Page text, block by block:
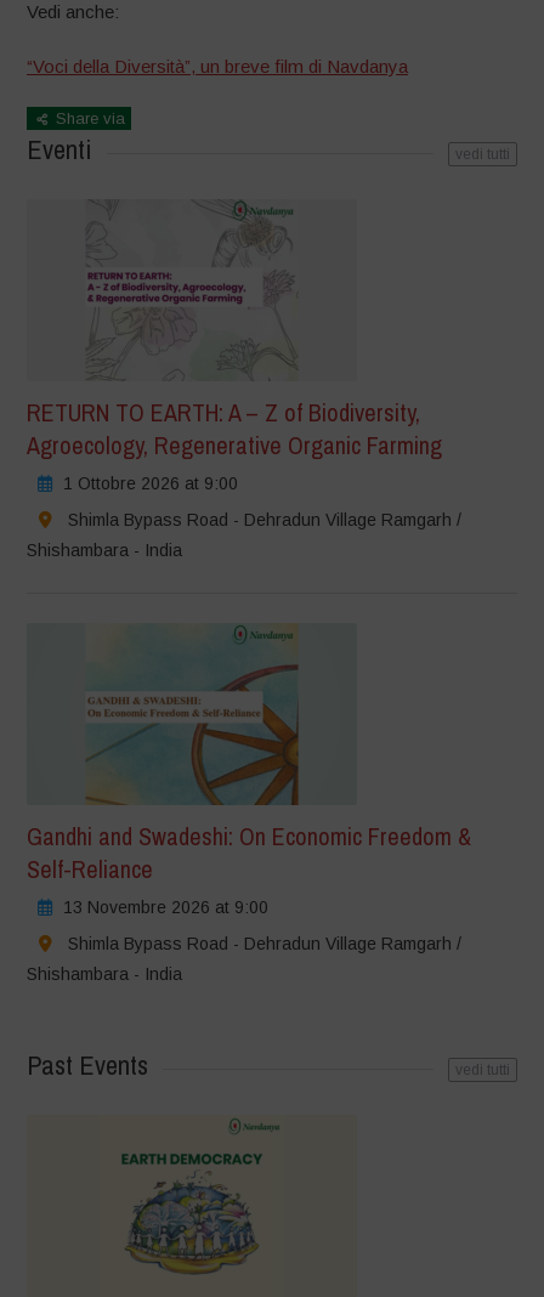
Vedi anche:
“Voci della Diversità”, un breve film di Navdanya
Share via
Eventi vedi tutti
RETURN TO EARTH: A – Z of Biodiversity,
Agroecology, Regenerative Organic Farming
1 Ottobre 2026 at 9:00
Shimla Bypass Road - Dehradun Village Ramgarh /
Shishambara - India
Gandhi and Swadeshi: On Economic Freedom &
Self-Reliance
13 Novembre 2026 at 9:00
Shimla Bypass Road - Dehradun Village Ramgarh /
Shishambara - India
Past Events vedi tutti